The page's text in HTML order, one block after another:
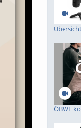
ÖBWL